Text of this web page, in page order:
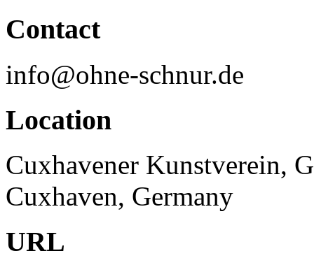
Contact
info@ohne-schnur.de
Location
Cuxhavener Kunstverein,
Cuxhaven, Germany
URL